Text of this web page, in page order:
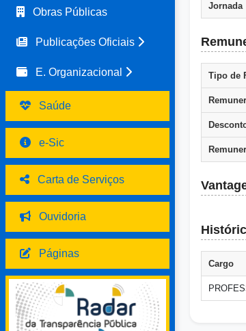
Obras Públicas
Publicações Oficiais
E. Organizacional
Saúde
e-Sic
Carta de Serviços
Ouvidoria
Páginas
Jornada
Tipo de
Cargo